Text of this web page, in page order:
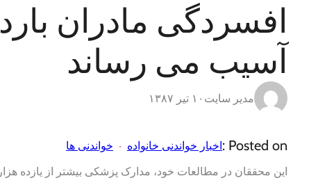
افسردگی مادران
آسیب می رساند
مدیر سایت ۱۰ تیر ۱۳۸۷
Posted on : اخبار خواندنی خانواده
خواندنی ها
این محققان در مطالعات خود، مدارک پزشکی بیشتر از یازده هزار زن و فرزندان